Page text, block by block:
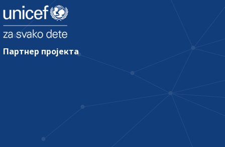
Партнер пројекта